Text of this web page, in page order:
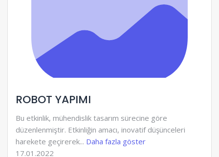
ROBOT YAPIMI
Bu etkinlik, mühendislik tasarım sürecine göre
düzenlenmiştir. Etkinliğin amacı, inovatif düşünceleri
harekete geçirerek... Daha fazla göster
17.01.2022